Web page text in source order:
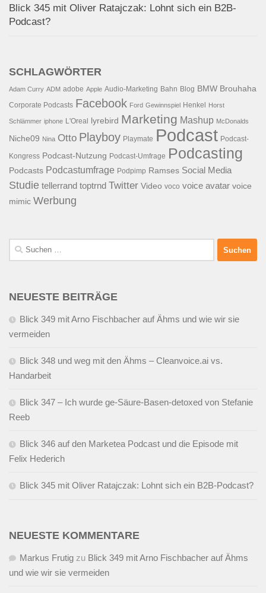
Blick 345 mit Oliver Ratajczak: Lohnt sich ein B2B-
Podcast?
SCHLAGWÖRTER
Adam Curry ADM adobe Apple Audio-Marketing Bahn Blog BMW Brouhaha
Corporate Podcasts Facebook Ford Gewinnspiel Henkel Horst
Schlämmer iphone L'Oreal lyrebird Marketing Mashup McDonalds
Niche09 Nina Otto Playboy Playmate Podcast Podcast-
Kongress Podcast-Nutzung Podcast-Umfrage Podcasting
Podcasts Podcastumfrage Podpimp Ramses Social Media
Studie tellerrand toptrnd Twitter Video voco voice avatar voice
mimic Werbung
Suchen
nach:
NEUESTE BEITRÄGE
Blick 349 mit Arno Fischbacher auf Ähms und wie wir sie
vermeiden
Blick 348 und weg mit den Ähms – Cleanvoice.ai vs.
Handarbeit
Blick 347 – Ich wurde ge-Säure-Basen-detoxed von Stefanie
Reeb
Blick 346 auf den Marketea Podcast und die Episode mit
Felix Hederich
Blick 345 mit Oliver Ratajczak: Lohnt sich ein B2B-Podcast?
NEUESTE KOMMENTARE
Markus Frutig zu Blick 349 mit Arno Fischbacher auf Ähms
und wie wir sie vermeiden